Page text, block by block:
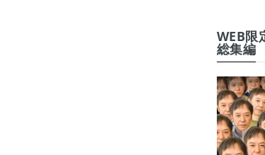
WEB
総集編